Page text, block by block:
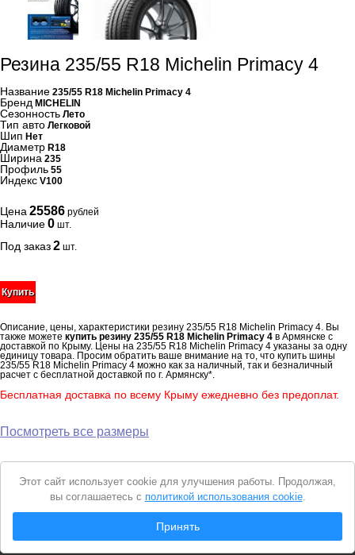
Резина 235/55 R18 Michelin Primacy 4
Название 235/55 R18 Michelin Primacy 4
Бренд MICHELIN
Сезонность Лето
Тип авто Легковой
Шип Нет
Диаметр R18
Ширина 235
Профиль 55
Индекс V100
Цена 25586 рублей
Наличие0 шт.
Под заказ2 шт.
Купить
Описание, цены, характеристики резину 235/55 R18 Michelin Primacy 4. Вы
также можете купить резину 235/55 R18 Michelin Primacy 4 в Армянске с
доставкой по Крыму. Цены на 235/55 R18 Michelin Primacy 4 указаны за одну
единицу товара. Просим обратить ваше внимание на то, что купить шины
235/55 R18 Michelin Primacy 4 можно как за наличный, так и безналичный
расчет с бесплатной доставкой по г. Армянску*.
Бесплатная доставка по всему Крыму ежедневно без предоплат.
Посмотреть все размеры
Вся представленная на сайте информация носит справочный характер и не
является
Уведомление
cookie
Этот сайт использует cookie для улучшения работы. Продолжая,
вы соглашаетесь с политикой использования cookie.
Принять